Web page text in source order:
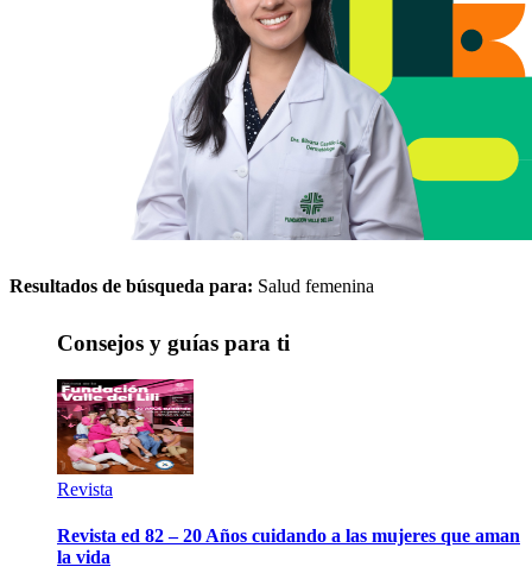
Resultados de búsqueda para: Salud femenina
Consejos y guías para ti
Revista
Revista ed 82 – 20 Años cuidando a las mujeres que aman
la vida